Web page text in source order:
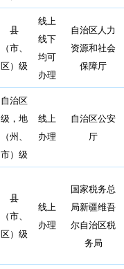
县
（市、
区）级
线上
线下
均可
办理
自治区人力
资源和社会
保障厅
自治区
级，地
（州、
市）级
线上
办理
自治区公安
厅
县
（市、
区）级
线上
办理
国家税务总
局新疆维吾
尔自治区税
务局